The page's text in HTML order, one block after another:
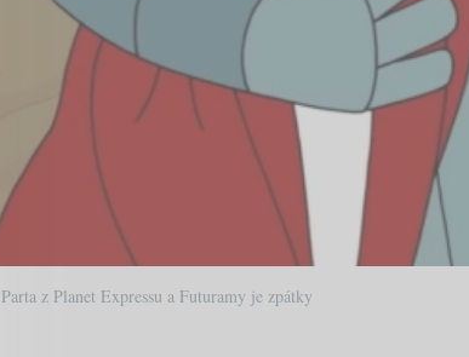
z Planet Expressu a Futuramy je zpátky